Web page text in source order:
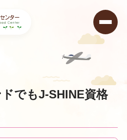
でもJ-SHINE資格